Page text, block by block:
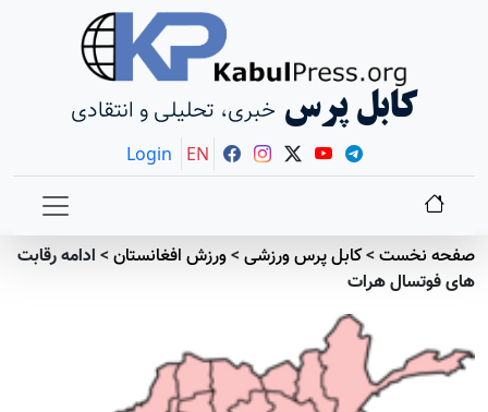
کابل پرس خبری، تحلیلی و انتقادی
Login EN
صفحه نخست>کابل پرس ورزشی>ورزش افغانستان> ادامه رقابت
های فوتسال هرات